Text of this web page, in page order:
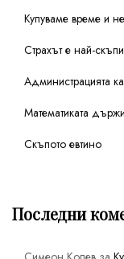
Купуваме време и
Страхът е най-
Администрацията
Математиката
Скъпото евтино
Последни